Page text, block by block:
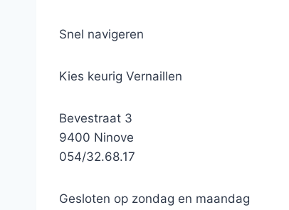
Snel navigeren
Kies keurig Vernaillen
Bevestraat 3
9400 Ninove
054/32.68.17
Gesloten op zondag en maandag